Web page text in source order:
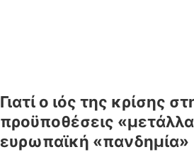
Γιατί ο ιός της κρίσης
προϋποθέσεις
ευρωπαϊκή «πανδημία»